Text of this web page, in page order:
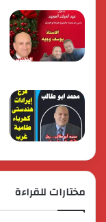
مختارات للقراءة